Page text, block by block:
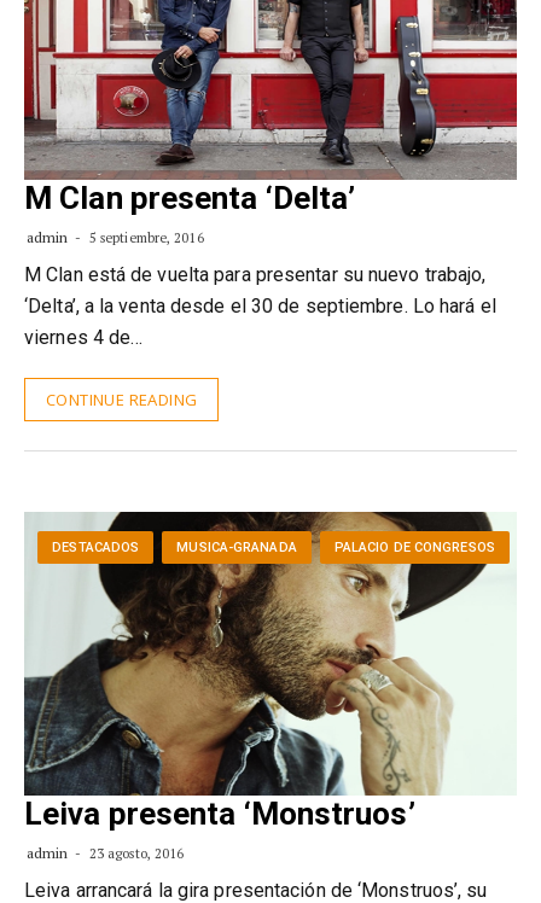
M Clan presenta ‘Delta’
admin 5 septiembre, 2016
M Clan está de vuelta para presentar su nuevo trabajo,
‘Delta’, a la venta desde el 30 de septiembre. Lo hará el
viernes 4 de…
CONTINUE READING
DESTACADOS MUSICA-GRANADA PALACIO DE CONGRESOS
Leiva presenta ‘Monstruos’
admin 23 agosto, 2016
Leiva arrancará la gira presentación de ‘Monstruos’, su